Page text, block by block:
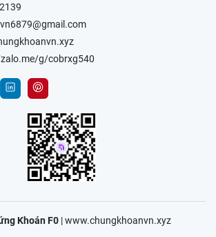
g/cobrxg540
Khoán F0|www.chungkhoanvn.xyz